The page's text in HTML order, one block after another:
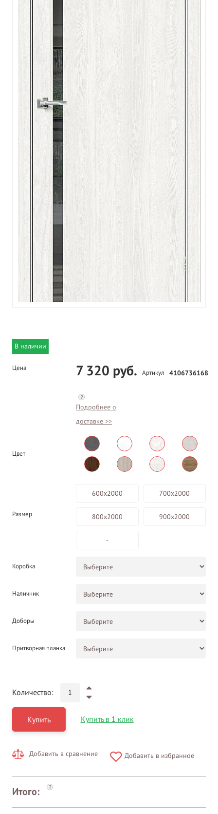
В наличии
Цена 7 320 руб.
?
Подробнее о
доставке >>
Артикул 4106736168
Цвет
Размер
600х2000 700х2000
800х2000 900х2000
-
Коробка
Наличник
Доборы
Притворная планка
Количество:
Купить Купить в 1 клик
Добавить в сравнение Добавить в избранное
Итого: ?